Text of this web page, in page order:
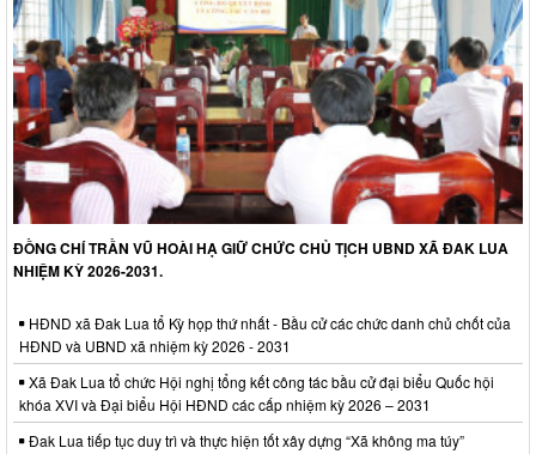
ĐỒNG CHÍ TRẦN VŨ HOÀI HẠ GIỮ CHỨC CHỦ TỊCH UBND XÃ ĐAK LUA
NHIỆM KỲ 2026-2031.
HĐND xã Đak Lua tổ Kỳ họp thứ nhất - Bầu cử các chức danh chủ chốt của
HĐND và UBND xã nhiệm kỳ 2026 - 2031
Xã Đak Lua tổ chức Hội nghị tổng kết công tác bầu cử đại biểu Quốc hội
khóa XVI và Đại biểu Hội HĐND các cấp nhiệm kỳ 2026 – 2031
Đak Lua tiếp tục duy trì và thực hiện tốt xây dựng “Xã không ma túy”